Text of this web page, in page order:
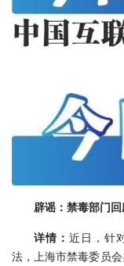
辟谣：禁毒部门
详情：近日，针
法，上海市禁毒委员